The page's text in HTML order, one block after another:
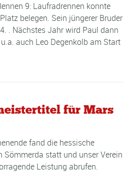
9: Laufradrennen konnte
belegen. Sein jüngerer Bruder
. Nächstes Jahr wird Paul dann
auch Leo Degenkolb am Start
für Mars
fand die hessische
Sömmerda statt und unser Verein
Leistung abrufen.